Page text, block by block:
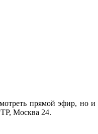
прямой эфир, но
Москва 24.